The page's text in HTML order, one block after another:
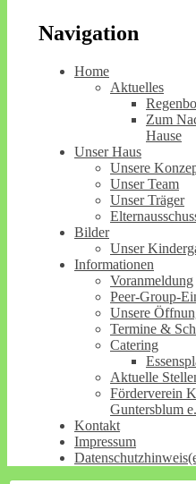
Navigation
Home
Aktuelles
Zum
Hause
Unser Haus
Unsere
Unser Team
Unser Träger
Bilder
Unser
Informationen
Voranmeldung
Peer-Group-
Unsere
Termine &
Catering
Aktuelle
Förderverein
Guntersblum
Kontakt
Impressum